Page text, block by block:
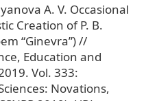
A. V. Occasional
Creation of P. B.
“Ginevra”) //
Education and
Vol. 333:
Novations,